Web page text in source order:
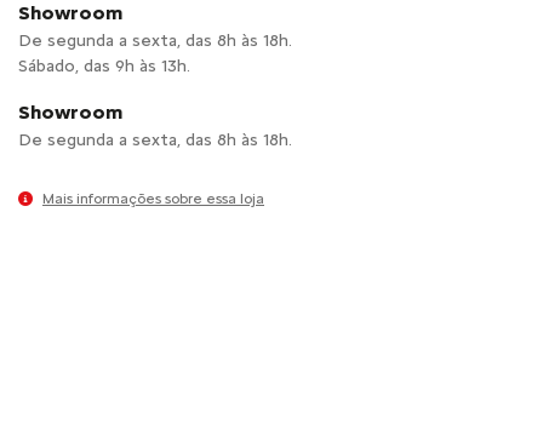
Showroom
De segunda a sexta, das 8h às 18h.
Sábado, das 9h às 13h.
Showroom
De segunda a sexta, das 8h às 18h.
Mais informações sobre essa loja